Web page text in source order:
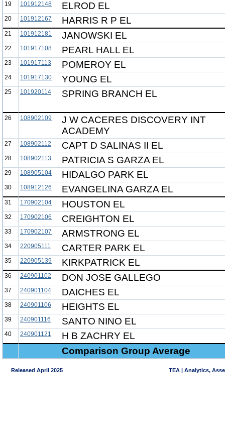
19 101912148 ELROD EL
20 101912167 HARRIS R P EL
21 101912181 JANOWSKI EL
22 101917108 PEARL HALL EL
23 101917113 POMEROY EL
24 101917130 YOUNG EL
25 101920114 SPRING BRANCH EL
26 108902109
J W CACERES DISCOVERY INT
ACADEMY
27 108902112 CAPT D SALINAS II EL
28 108902113 PATRICIA S GARZA EL
29 108905104 HIDALGO PARK EL
30 108912126 EVANGELINA GARZA EL
31 170902104 HOUSTON EL
32 170902106 CREIGHTON EL
33 170902107 ARMSTRONG EL
34 220905111 CARTER PARK EL
35 220905139 KIRKPATRICK EL
36 240901102 DON JOSE GALLEGO
37 240901104 DAICHES EL
38 240901106 HEIGHTS EL
39 240901116 SANTO NINO EL
40 240901121
H B ZACHRY EL
Comparison Group Average
Released April 2025 TEA | Analytics,